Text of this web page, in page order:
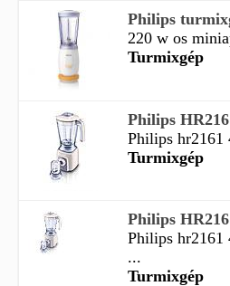
Philips
220 w os
Turmixgép
Philips
Philips hr2161
Turmixgép
Philips
Philips hr2161
...
Turmixgép